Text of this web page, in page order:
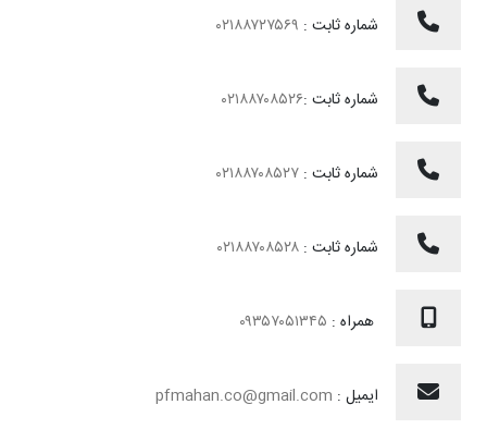
شماره ثابت :
شماره ثابت :۰۲۱۸۸۷۰۸۵۲۶
شماره ثابت :
شماره ثابت :
همراه :
ایمیل : pfmahan.co@gmail.com